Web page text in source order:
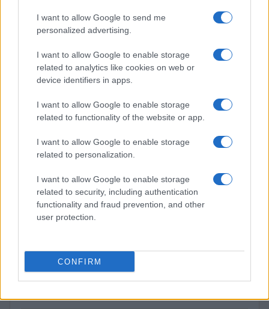
I want to allow Google to send me
personalized advertising.
I want to allow Google to enable storage
related to analytics like cookies on web or
device identifiers in apps.
I want to allow Google to enable storage
related to functionality of the website or app.
I want to allow Google to enable storage
related to personalization.
I want to allow Google to enable storage
related to security, including authentication
functionality and fraud prevention, and other
user protection.
CONFIRM
Impostazioni telefono e avvisi: ecosistema per
attenzione sana
PIÙ LETTI
1 XPENG Partner del Teatro del Silenzio 2026: Veicoli
Elettrici e Musica in Sinfonia
2 Formazza e Valle Antrona